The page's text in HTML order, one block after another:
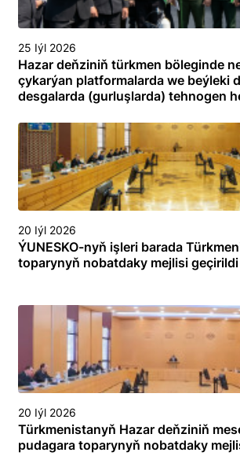
25 Iýl 2026
Hazar deňziniň türkmen böleginde
çykarýan platformalarda we beýleki
desgalarda (gurluşlarda) tehnogen
toplumlaýyn türgenleşik okuwy
20 Iýl 2026
ÝUNESKO-nyň işleri barada
toparynyň nobatdaky mejlisi geçirildi
20 Iýl 2026
Türkmenistanyň Hazar deňziniň
pudagara toparynyň nobatdaky